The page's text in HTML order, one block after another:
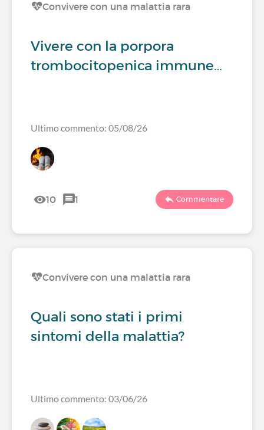
Convivere con una malattia rara
Vivere con la porpora
trombocitopenica immune…
Ultimo commento: 05/08/26
10 1 Commentare
Convivere con una malattia rara
Quali sono stati i primi
sintomi della malattia?
Ultimo commento: 03/06/26